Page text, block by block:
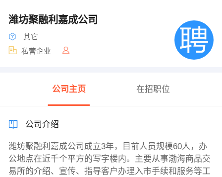
潍坊聚融利嘉成公司
其它
私营企业
公司主页 在招职位
公司介绍
潍坊聚融利嘉成公司成立3年，目前人员规模60人，办
公地点在近千个平方的写字楼内。主要从事渤海商品交
易所的介绍、宣传、指导客户办理入市手续和服务等工